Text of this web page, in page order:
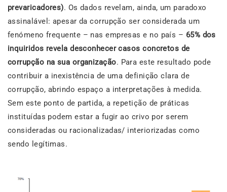
prevaricadores). Os dados revelam, ainda, um paradoxo
assinalável: apesar da corrupção ser considerada um
fenómeno frequente – nas empresas e no país – 65% dos
inquiridos revela desconhecer casos concretos de
corrupção na sua organização. Para este resultado pode
contribuir a inexistência de uma definição clara de
corrupção, abrindo espaço a interpretações à medida.
Sem este ponto de partida, a repetição de práticas
instituídas podem estar a fugir ao crivo por serem
consideradas ou racionalizadas/ interiorizadas como
sendo legítimas.